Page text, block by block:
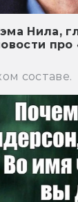
Нила,
про
составе.